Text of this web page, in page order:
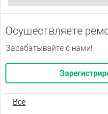
Осуществляете
Зарабатывайте с нами!
Все